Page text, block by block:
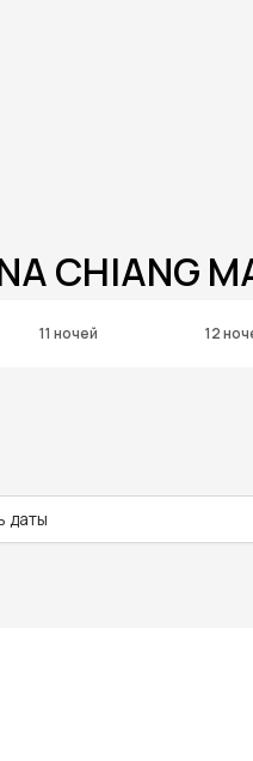
CHIANG
11 ночей 12
даты